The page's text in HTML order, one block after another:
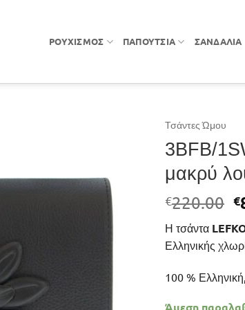
ΡΟΥΧΙΣΜΌΣ ΠΑΠΟΎΤΣΙΑ ΣΑΝΔΆΛΙΑ
Τσάντες Ώμου
3BFB/
μακρύ
€220.00 €
Η τσάντα
Ελληνικής
100 %
Άμεση